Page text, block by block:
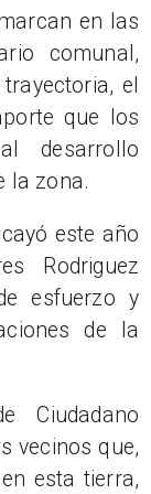
en las
comunal,
el
que los
desarrollo
la zona.
este año
Rodriguez
esfuerzo y
de la
Ciudadano
vecinos que,
esta tierra,